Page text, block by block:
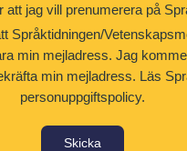
att jag vill prenumerera på
Språktidningen/
min mejladress. Jag
min mejladress. Läs
personuppgiftspolicy.
Skicka